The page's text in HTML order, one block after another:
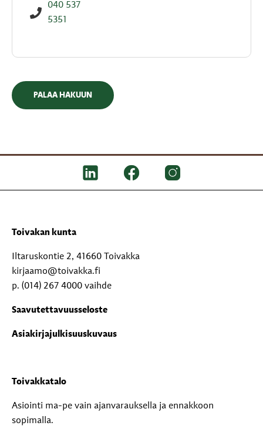
040 537
5351
PALAA HAKUUN
Toivakan kunta
Iltaruskontie 2, 41660 Toivakka
kirjaamo@toivakka.fi
p. (014) 267 4000 vaihde
Saavutettavuusseloste
Asiakirjajulkisuuskuvaus
Toivakkatalo
Asiointi ma-pe vain ajanvarauksella ja ennakkoon
sopimalla.